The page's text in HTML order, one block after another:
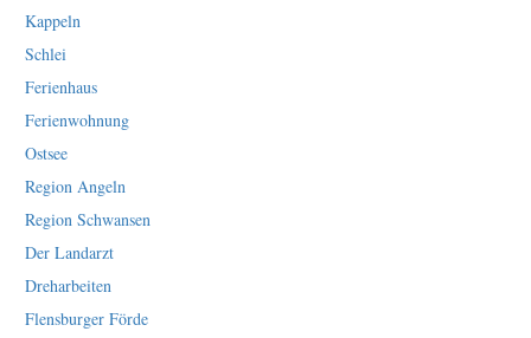
Kappeln
Schlei
Ferienhaus
Ferienwohnung
Ostsee
Region Angeln
Region Schwansen
Der Landarzt
Dreharbeiten
Flensburger Förde